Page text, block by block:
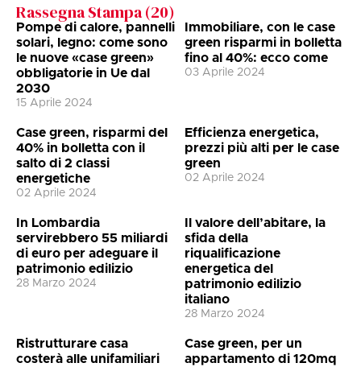
Rassegna Stampa (20)
Pompe di calore, pannelli
solari, legno: come sono
le nuove «case green»
obbligatorie in Ue dal
2030
15 Aprile 2024
Immobiliare, con le case
green risparmi in bolletta
fino al 40%: ecco come
03 Aprile 2024
Case green, risparmi del
40% in bolletta con il
salto di 2 classi
energetiche
02 Aprile 2024
Efficienza energetica,
prezzi più alti per le case
green
02 Aprile 2024
In Lombardia
servirebbero 55 miliardi
di euro per adeguare il
patrimonio edilizio
28 Marzo 2024
Il valore dell’abitare, la
sfida della
riqualificazione
energetica del
patrimonio edilizio
italiano
28 Marzo 2024
Ristrutturare casa
costerà alle unifamiliari
Case green, per un
appartamento di 120mq